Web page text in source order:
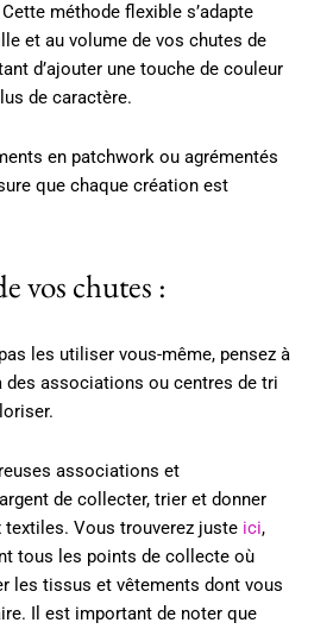
méthode flexible s’adapte
et au volume de vos chutes de
d’ajouter une touche de couleur
de caractère.
en patchwork ou agrémentés
que chaque création est
vos chutes :
les utiliser vous-même, pensez à
des associations ou centres de tri
associations et
de collecter, trier et donner
textiles. Vous trouverez juste ici,
tous les points de collecte où
les tissus et vêtements dont vous
Il est important de noter que